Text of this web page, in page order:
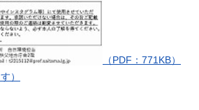
（PDF：771KB）
）